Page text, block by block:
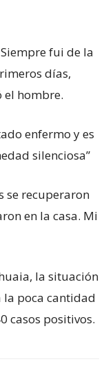
fui de la
días,
el hombre.
enfermo y es
silenciosa”
se recuperaron
en la casa. Mi
la situación
poca cantidad
casos positivos.